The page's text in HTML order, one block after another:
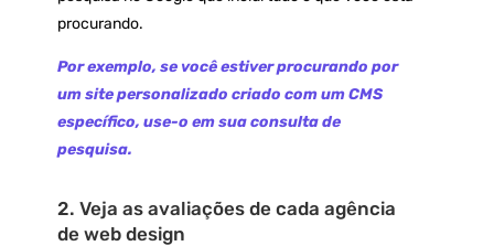
procurando.
Por exemplo, se você estiver procurando por
um site personalizado criado com um CMS
específico, use-o em sua consulta de
pesquisa.
2. Veja as avaliações de cada agência
de web design